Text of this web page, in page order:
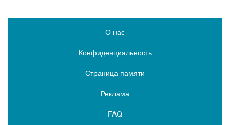
О нас
Конфиденциальность
Страница памяти
Реклама
FAQ